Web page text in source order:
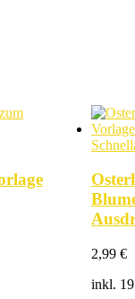
2,99 €
inkl.